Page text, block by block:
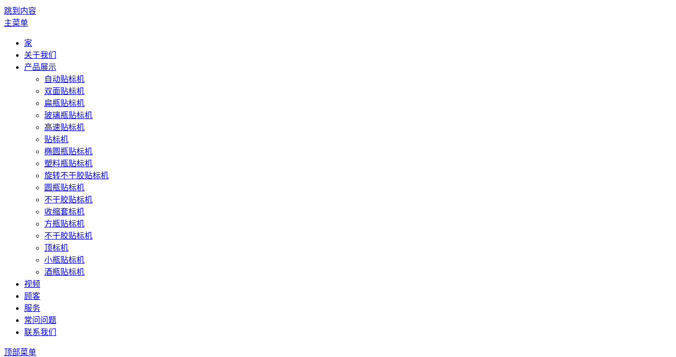
跳到内容
主菜单
家
关于我们
产品展示
自动贴标机
双面贴标机
扁瓶贴标机
玻璃瓶贴标机
高速贴标机
贴标机
椭圆瓶贴标机
塑料瓶贴标机
旋转不干胶贴标机
圆瓶贴标机
不干胶贴标机
收缩套标机
方瓶贴标机
不干胶贴标机
顶标机
小瓶贴标机
酒瓶贴标机
视频
顾客
服务
常问问题
联系我们
顶部菜单